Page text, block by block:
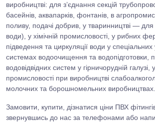
виробництві: для з’єднання секцій
басейнів, аквапарків, фонтанів, в
поливу, подачі добрив, у тваринництві — для
води), у хімічній промисловості, у рибних
підведення та циркуляції води у спеціальних
системах водоочищення та водопідготовки,
водовідвідних систем у гірничорудній галузі,
промисловості при виробництві
молочних та борошномельних виробництвах.
Замовити, купити, дізнатися ціни ПВХ
звернувшись до нас за телефонами або